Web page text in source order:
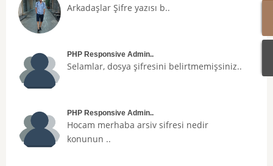
Arkadaşlar Şifre yazısı b..
PHP Responsive Admin..
Selamlar, dosya şifresini belirtmemişsiniz..
PHP Responsive Admin..
Hocam merhaba arsiv sifresi nedir
konunun ..